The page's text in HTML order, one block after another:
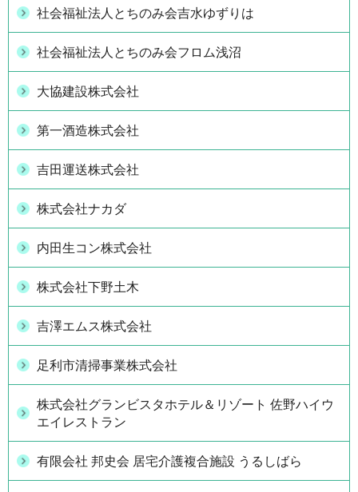
社会福祉法人とちのみ会吉水ゆずりは
社会福祉法人とちのみ会フロム浅沼
大協建設株式会社
第一酒造株式会社
吉田運送株式会社
株式会社ナカダ
内田生コン株式会社
株式会社下野土木
吉澤エムス株式会社
足利市清掃事業株式会社
株式会社グランビスタホテル＆リゾート 佐野ハイウ
エイレストラン
有限会社 邦史会 居宅介護複合施設 うるしばら